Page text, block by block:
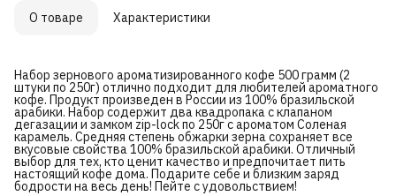
О товаре Характеристики
Набор зернового ароматизированного кофе 500 грамм (2
штуки по 250г) отлично подходит для любителей ароматного
кофе. Продукт произведен в России из 100% бразильской
арабики. Набор содержит два квадропака с клапаном
дегазации и замком zip-lock по 250г с ароматом Соленая
карамель. Средняя степень обжарки зерна сохраняет все
вкусовые свойства 100% бразильской арабики. Отличный
выбор для тех, кто ценит качество и предпочитает пить
настоящий кофе дома. Подарите себе и близким заряд
бодрости на весь день! Пейте с удовольствием!